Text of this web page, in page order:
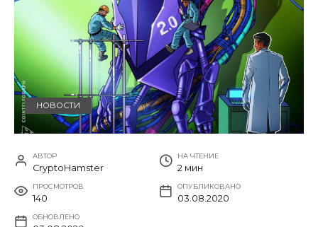
НОВОСТИ
АВТОР
CryptoHamster
НА ЧТЕНИЕ
2 мин
ПРОСМОТРОВ
140
ОПУБЛИКОВАНО
03.08.2020
ОБНОВЛЕНО